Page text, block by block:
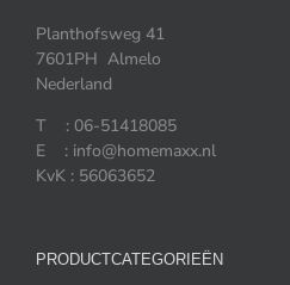
Planthofsweg 41
7601PH Almelo
Nederland
T : 06-51418085
E : info@homemaxx.nl
KvK : 56063652
PRODUCTCATEGORIEËN